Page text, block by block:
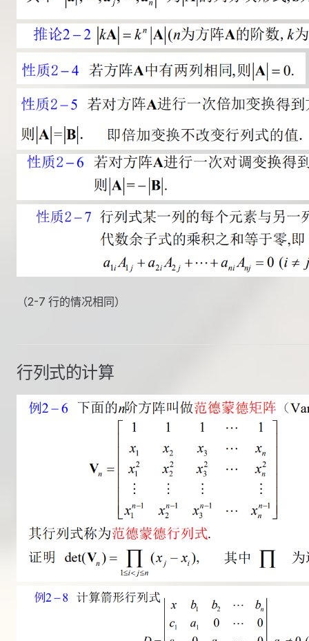
（2-7 行的情况相同）
行列式的计算